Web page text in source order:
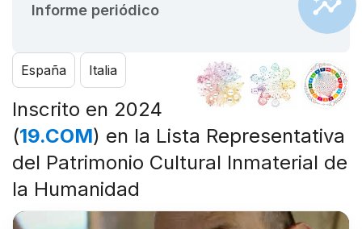
Informe periódico
España Italia
Inscrito en 2024
(19.COM) en la Lista Representativa
del Patrimonio Cultural Inmaterial de
la Humanidad